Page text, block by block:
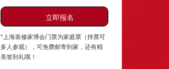
*上海装修家博会门票为家庭票（持票可
多人参观），可免费邮寄到家，还有精
美签到礼哦！